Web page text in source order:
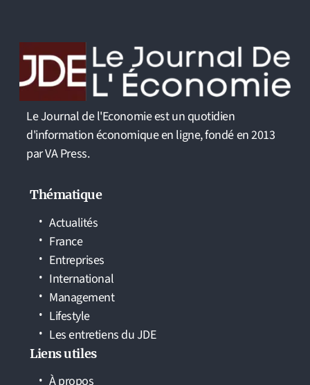
Le Journal de l'Economie est un quotidien
d'information économique en ligne, fondé en 2013
par VA Press.
Thématique
Actualités
France
Entreprises
International
Management
Lifestyle
Les entretiens du JDE
Liens utiles
À propos